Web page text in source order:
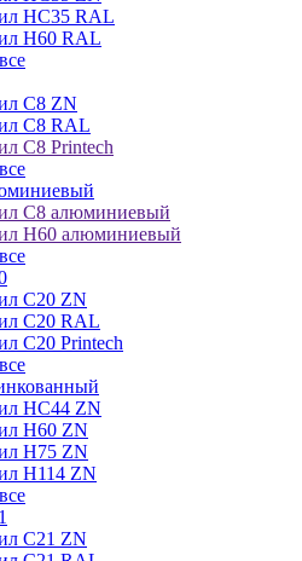
НС35 RAL
Н60 RAL
С8 ZN
С8 RAL
С8 Printech
С8 алюминиевый
Н60 алюминиевый
С20 ZN
С20 RAL
С20 Printech
НС44 ZN
Н60 ZN
Н75 ZN
Н114 ZN
С21 ZN